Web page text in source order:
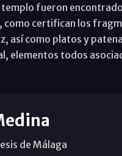
templo fueron
como certifican los
así como platos y
elementos todos
de Málaga